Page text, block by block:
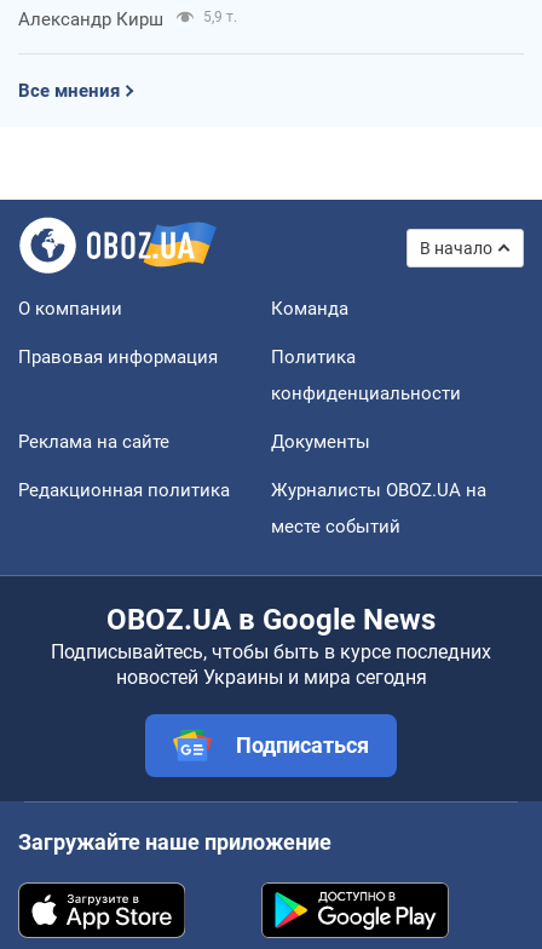
Александр Кирш 5,9 т.
Все мнения
В начало
О компании Команда
Правовая информация
Политика
конфиденциальности
Реклама на сайте Документы
Редакционная политика
Журналисты OBOZ.UA на
месте событий
OBOZ.UA в Google News
Подписывайтесь, чтобы быть в курсе последних
новостей Украины и мира сегодня
Подписаться
Загружайте наше приложение